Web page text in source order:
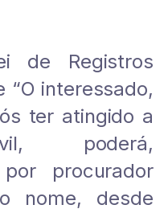
de Registros
“O interessado,
ter atingido a
poderá,
procurador
nome, desde